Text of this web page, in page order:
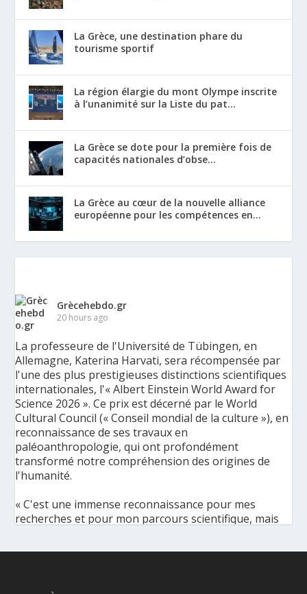
La Grèce, une destination phare du
tourisme sportif
La région élargie du mont Olympe inscrite
à l’unanimité sur la Liste du pat...
La Grèce se dote pour la première fois de
capacités nationales d’obse...
La Grèce au cœur de la nouvelle alliance
européenne pour les compétences en...
Grècehebdo.gr
20 hours ago
La professeure de l'Université de Tübingen, en
Allemagne, Katerina Harvati, sera récompensée par
l'une des plus prestigieuses distinctions scientifiques
internationales, l'« Albert Einstein World Award for
Science 2026 ». Ce prix est décerné par le World
Cultural Council (« Conseil mondial de la culture »), en
reconnaissance de ses travaux en
paléoanthropologie, qui ont profondément
transformé notre compréhension des origines de
l'humanité.
« C'est une immense reconnaissance pour mes
recherches et pour mon parcours scientifique, mais
paléoanthropologie, une discipline qui apporte des